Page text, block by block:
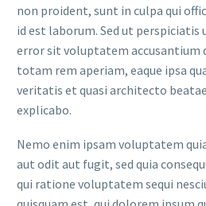
non proident, sunt in culpa qui
id est laborum. Sed ut perspiciatis
error sit voluptatem accusantium
totam rem aperiam, eaque ipsa
veritatis et quasi architecto
explicabo.
Nemo enim ipsam voluptatem
aut odit aut fugit, sed quia
qui ratione voluptatem sequi